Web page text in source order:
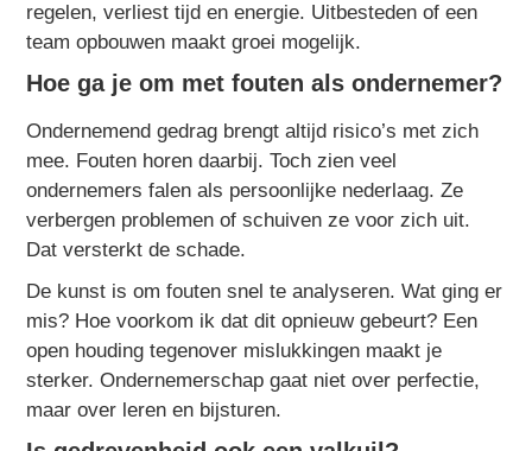
regelen, verliest tijd en energie. Uitbesteden of een
team opbouwen maakt groei mogelijk.
Hoe ga je om met fouten als ondernemer?
Ondernemend gedrag brengt altijd risico’s met zich
mee. Fouten horen daarbij. Toch zien veel
ondernemers falen als persoonlijke nederlaag. Ze
verbergen problemen of schuiven ze voor zich uit.
Dat versterkt de schade.
De kunst is om fouten snel te analyseren. Wat ging er
mis? Hoe voorkom ik dat dit opnieuw gebeurt? Een
open houding tegenover mislukkingen maakt je
sterker. Ondernemerschap gaat niet over perfectie,
maar over leren en bijsturen.